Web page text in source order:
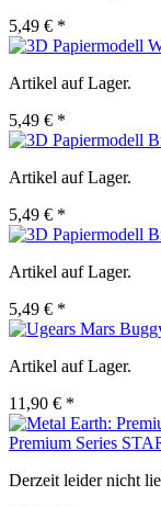
5,49 € *
Artikel auf Lager.
5,49 € *
Artikel auf Lager.
5,49 € *
Artikel auf Lager.
5,49 € *
Artikel auf Lager.
11,90 € *
Premium Series
Derzeit leider nicht